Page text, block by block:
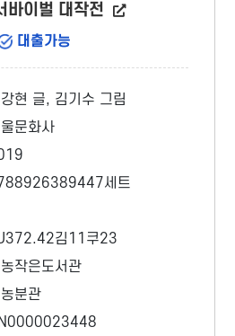
바이벌 대작전
대출가능
현 글, 김기수 그림
문화사
세트
김11쿠23
작은도서관
분관